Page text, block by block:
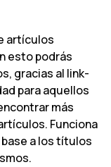
artículos
esto podrás
gracias al link-
para aquellos
más
Funciona
a los títulos